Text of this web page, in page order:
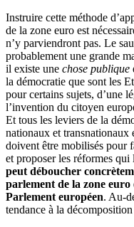
Instruire cette méthode
de la zone euro est
n’y parviendront pas. Le
probablement une grande
il existe une chose publique
la démocratie que sont les
pour certains sujets, d’une
l’invention du citoyen
Et tous les leviers de la
nationaux et transnationaux
doivent être mobilisés pour
et proposer les réformes
peut déboucher
parlement de la zone
Parlement européen. Au-
tendance à la